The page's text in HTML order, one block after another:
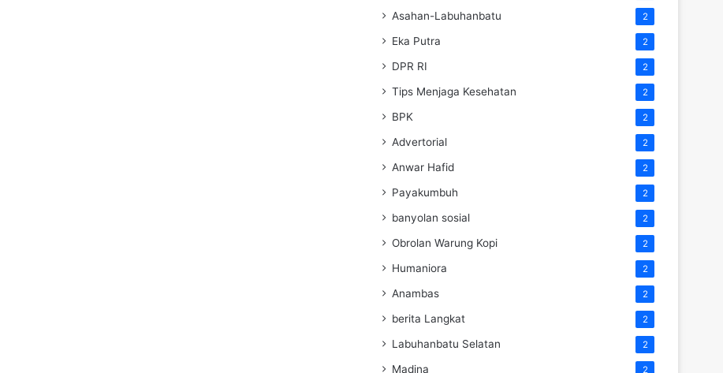
Asahan-Labuhanbatu 2
Eka Putra 2
DPR RI 2
Tips Menjaga Kesehatan 2
BPK 2
Advertorial 2
Anwar Hafid 2
Payakumbuh 2
banyolan sosial 2
Obrolan Warung Kopi 2
Humaniora 2
Anambas 2
berita Langkat 2
Labuhanbatu Selatan 2
Madina 2